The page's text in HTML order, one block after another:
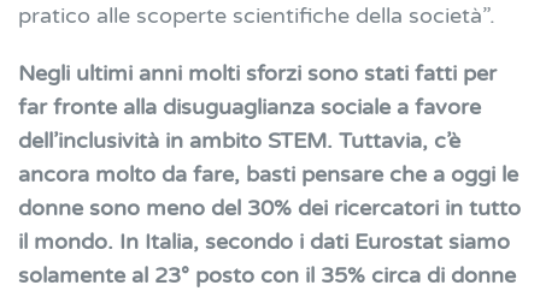
pratico alle scoperte scientifiche della società”.
Negli ultimi anni molti sforzi sono stati fatti per
far fronte alla disuguaglianza sociale a favore
dell’inclusività in ambito STEM. Tuttavia, c’è
ancora molto da fare, basti pensare che a oggi le
donne sono meno del 30% dei ricercatori in tutto
il mondo. In Italia, secondo i dati Eurostat siamo
solamente al 23° posto con il 35% circa di donne